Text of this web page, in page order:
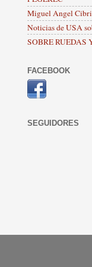
Miguel Angel
Noticias de USA
SOBRE RUEDAS
FACEBOOK
SEGUIDORES